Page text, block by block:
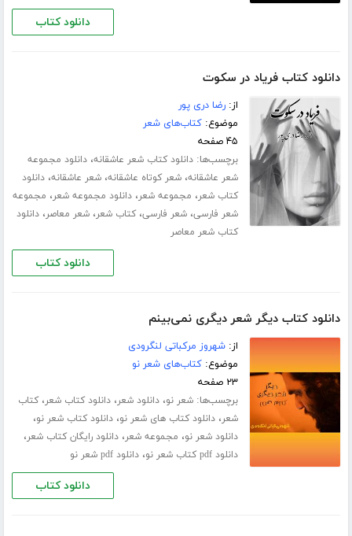
دانلود کتاب
دانلود کتاب فریاد در سکوت
از:رضا دری پور
موضوع:کتاب‌های شعر
۴۵ صفحه
برچسب‌ها:دانلود کتاب شعر عاشقانه،دانلود مجموعه
شعر عاشقانه،شعر کوتاه عاشقانه،شعر عاشقانه،دانلود
کتاب شعر، مجموعه شعر،دانلود مجموعه شعر، مجموعه
شعر فارسی،شعر فارسی،کتاب شعر،شعر معاصر،دانلود
کتاب شعر معاصر
دانلود کتاب
دانلود کتاب دیگر شعر دیگری نمی‌بینم
از:شهروز مرکباتی لنگرودی
موضوع:کتاب‌های شعر نو
۲۳ صفحه
برچسب‌ها:شعر نو،دانلود شعر،دانلود کتاب شعر،کتاب
شعر،دانلود کتاب های شعر نو،دانلود کتاب شعر نو،
دانلود شعر نو، مجموعه شعر،دانلود رایگان کتاب شعر،
دانلود pdf کتاب شعر نو ،دانلود pdf شعر نو
دانلود کتاب